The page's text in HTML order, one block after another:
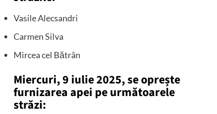
Vasile Alecsandri
Carmen Silva
Mircea cel Bătrân
Miercuri, 9 iulie 2025, se oprește
furnizarea apei pe următoarele
străzi: